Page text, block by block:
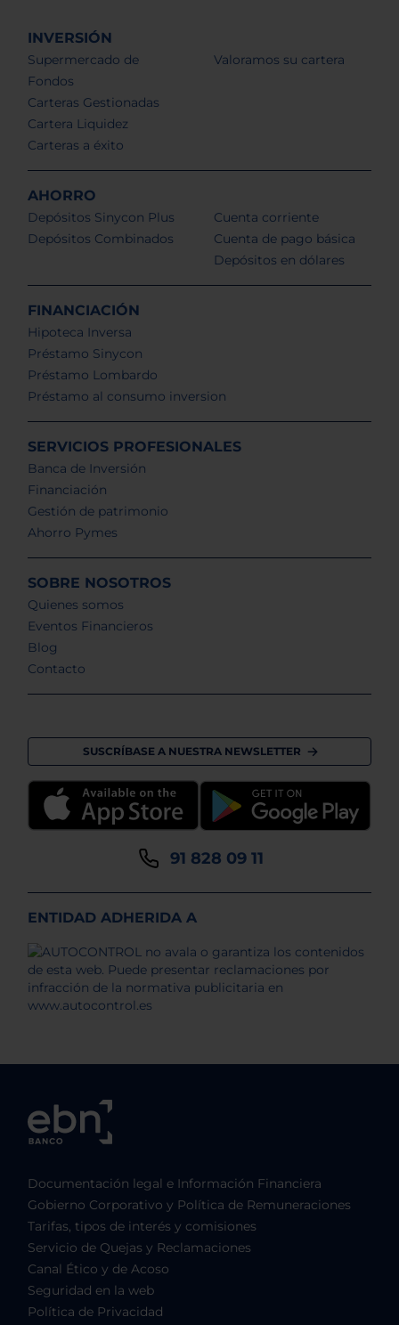
INVERSIÓN
Supermercado de
Fondos
Carteras Gestionadas
Cartera Liquidez
Carteras a éxito
Valoramos su cartera
AHORRO
Depósitos Sinycon Plus
Depósitos Combinados
Cuenta corriente
Cuenta de pago básica
Depósitos en dólares
FINANCIACIÓN
Hipoteca Inversa
Préstamo Sinycon
Préstamo Lombardo
Préstamo al consumo inversion
SERVICIOS PROFESIONALES
Banca de Inversión
Financiación
Gestión de patrimonio
Ahorro Pymes
SOBRE NOSOTROS
Quienes somos
Eventos Financieros
Blog
Contacto
SUSCRÍBASE A NUESTRA NEWSLETTER
91 828 09 11
ENTIDAD ADHERIDA A
Documentación legal e Información Financiera
Gobierno Corporativo y Política de Remuneraciones
Tarifas, tipos de interés y comisiones
Servicio de Quejas y Reclamaciones
Canal Ético y de Acoso
Seguridad en la web
Política de Privacidad